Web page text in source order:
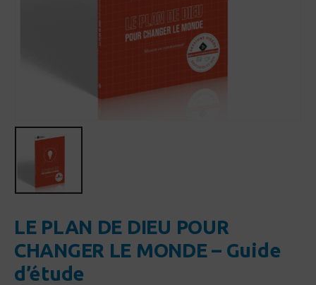
LE PLAN DE DIEU POUR
CHANGER LE MONDE – Guide
d’étude